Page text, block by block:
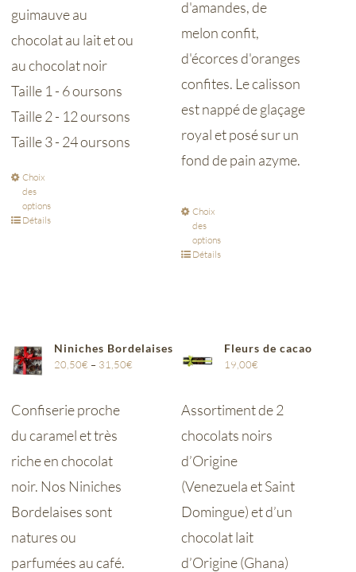
guimauve au
chocolat au lait et ou
au chocolat noir
Taille 1 - 6 oursons
Taille 2 - 12 oursons
Taille 3 - 24 oursons
Choix
des
options
Détails
d'amandes, de
melon confit,
d'écorces d'oranges
confites. Le calisson
est nappé de glaçage
royal et posé sur un
fond de pain azyme.
Choix
des
options
Détails
Niniches Bordelaises
20,50€ – 31,50€
Confiserie proche
du caramel et très
riche en chocolat
noir. Nos Niniches
Bordelaises sont
natures ou
parfumées au café.
Fleurs de cacao
19,00€
Assortiment de 2
chocolats noirs
d’Origine
(Venezuela et Saint
Domingue) et d’un
chocolat lait
d’Origine (Ghana)